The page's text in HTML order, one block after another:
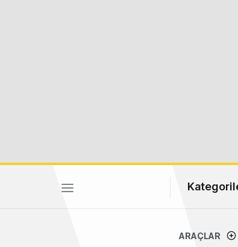
ARAÇLAR